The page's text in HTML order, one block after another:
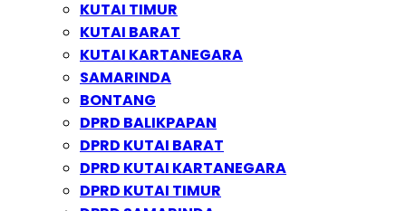
KUTAI TIMUR
KUTAI BARAT
KUTAI KARTANEGARA
SAMARINDA
BONTANG
DPRD BALIKPAPAN
DPRD KUTAI BARAT
DPRD KUTAI KARTANEGARA
DPRD KUTAI TIMUR